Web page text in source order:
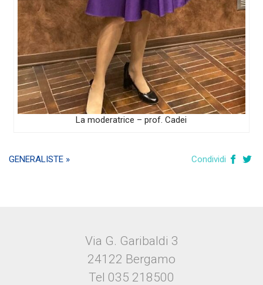
La moderatrice – prof. Cadei
GENERALISTE » Condividi
Via G. Garibaldi 3
24122 Bergamo
Tel 035 218500